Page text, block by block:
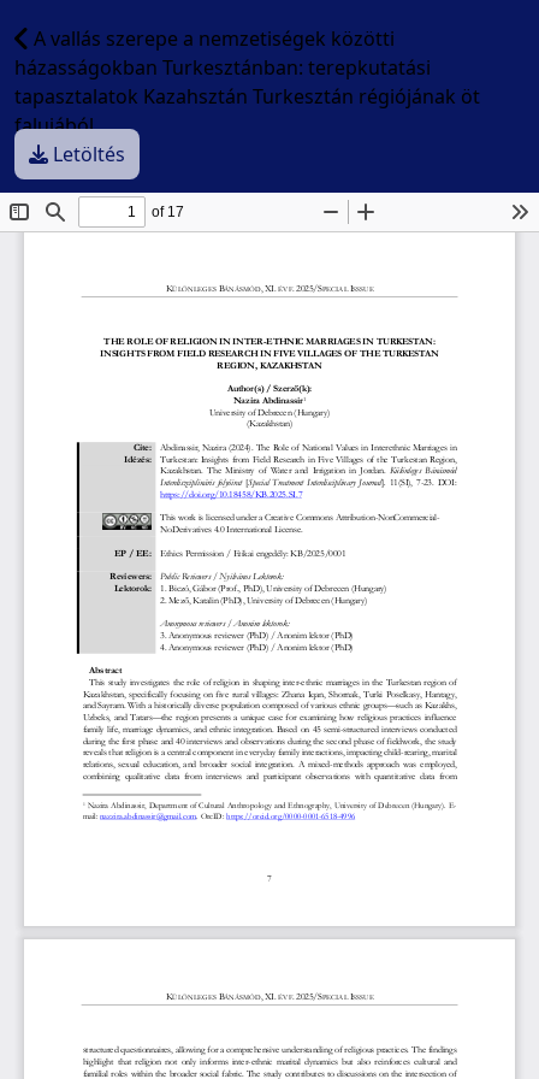
A vallás szerepe a nemzetiségek közötti
házasságokban Turkesztánban: terepkutatási
tapasztalatok Kazahsztán Turkesztán régiójának öt
falujából
Letöltés